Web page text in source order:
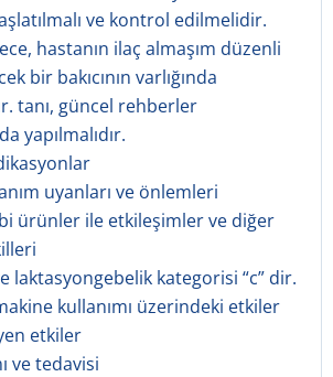
ve kontrol edilmelidir.
hastanın ilaç almaşım düzenli
bir bakıcının varlığında
tanı, güncel rehberler
yapılmalıdır.
uyanları ve önlemleri
ürünler ile etkileşimler ve diğer
laktasyongebelik kategorisi “c” dir.
kullanımı üzerindeki etkiler
etkiler
ve tedavisi